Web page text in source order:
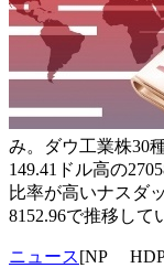
み。ダウ工業株30
149.41ドル高の
比率が高いナスダ
8152.96で推移して
ニュース[NP HDP